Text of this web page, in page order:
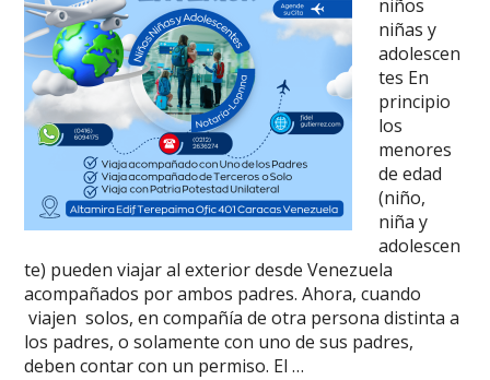
niños
niñas y
adolescen
tes En
principio
los
menores
de edad
(niño,
niña y
adolescen
te) pueden viajar al exterior desde Venezuela
acompañados por ambos padres. Ahora, cuando
viajen solos, en compañía de otra persona distinta a
los padres, o solamente con uno de sus padres,
deben contar con un permiso. El …